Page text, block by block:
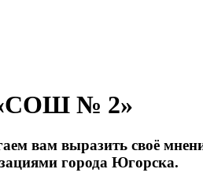
«СОШ № 2»
вам выразить своё
города Югорска.